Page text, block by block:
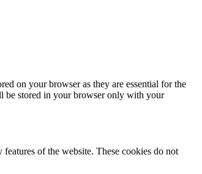
on your browser as they are essential for the
be stored in your browser only with your
of the website. These cookies do not